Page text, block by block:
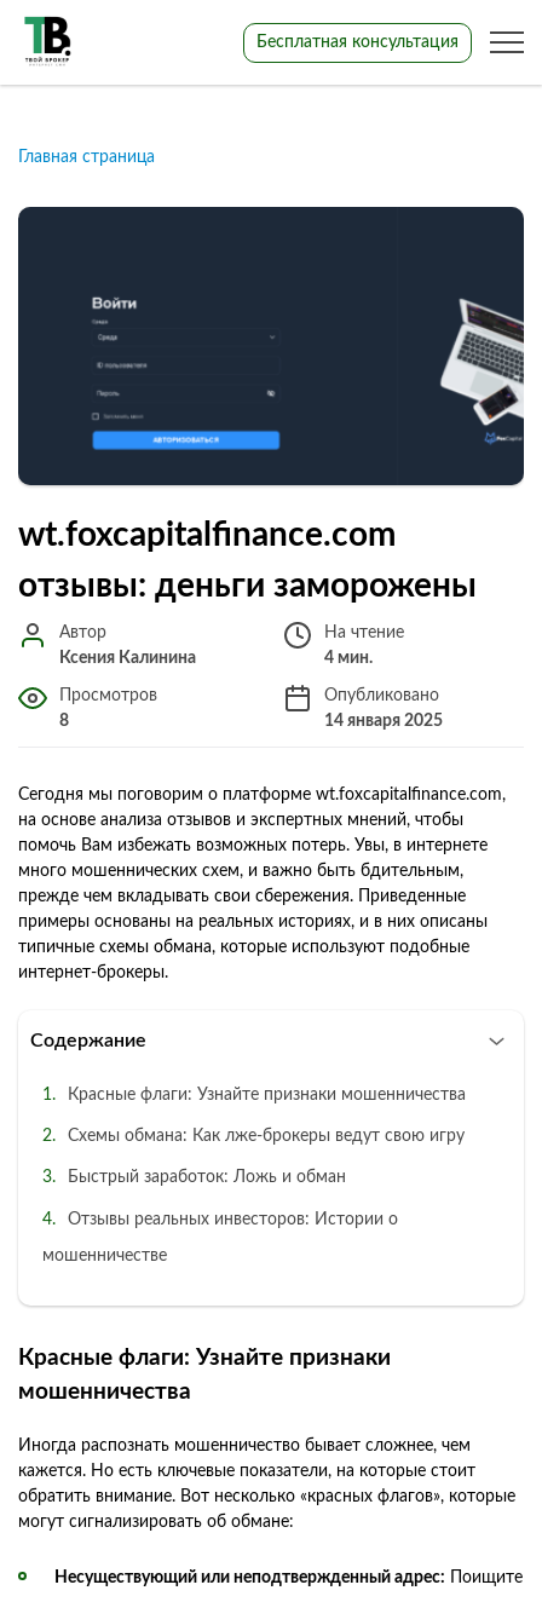
Бесплатная консультация
Главная страница
wt.foxcapitalfinance.com
отзывы: деньги заморожены
Автор
Ксения Калинина
На чтение
4 мин.
Просмотров
8
Опубликовано
14 января 2025
Сегодня мы поговорим о платформе wt.foxcapitalfinance.com,
на основе анализа отзывов и экспертных мнений, чтобы
помочь Вам избежать возможных потерь. Увы, в интернете
много мошеннических схем, и важно быть бдительным,
прежде чем вкладывать свои сбережения. Приведенные
примеры основаны на реальных историях, и в них описаны
типичные схемы обмана, которые используют подобные
интернет-брокеры.
Содержание
Красные флаги: Узнайте признаки мошенничества
Схемы обмана: Как лже-брокеры ведут свою игру
Быстрый заработок: Ложь и обман
Отзывы реальных инвесторов: Истории о
мошенничестве
Красные флаги: Узнайте признаки
мошенничества
Иногда распознать мошенничество бывает сложнее, чем
кажется. Но есть ключевые показатели, на которые стоит
обратить внимание. Вот несколько «красных флагов», которые
могут сигнализировать об обмане:
Несуществующий или неподтвержденный адрес: Поищите